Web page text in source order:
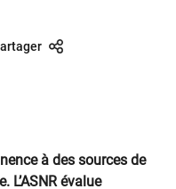
à des sources de
évalue